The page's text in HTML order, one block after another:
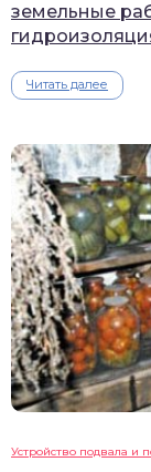
земельные
Читать далее
Устройство подвала и